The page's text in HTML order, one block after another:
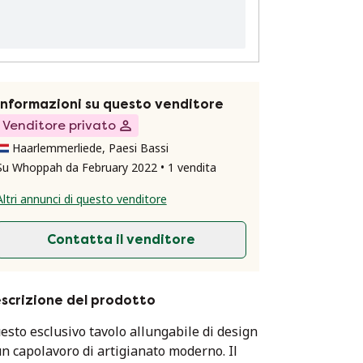
su questo venditore
Venditore privato
Haarlemmerliede, Paesi Bassi
Whoppah da February 2022 • 1 vendita
annunci di questo venditore
Contatta il venditore
del prodotto
esclusivo tavolo allungabile di design
capolavoro di artigianato moderno. Il